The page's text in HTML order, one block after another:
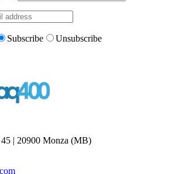
Subscribe Unsubscribe
| 20900 Monza (MB)